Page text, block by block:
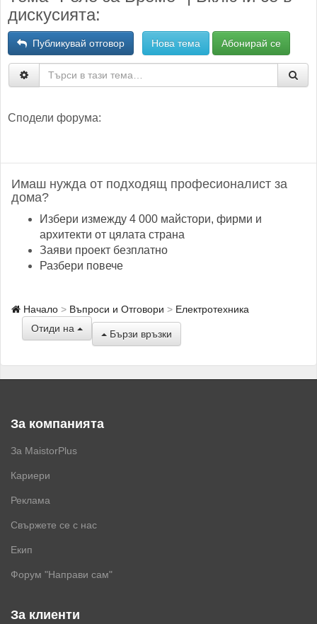
дискусията:
Публикувай отговор Нова тема Абонирай се
Сподели форума:
Имаш нужда от подходящ професионалист за
дома?
Избери измежду 4 000 майстори, фирми и
архитекти от цялата страна
Заяви проект безплатно
Разбери повече
Начало Въпроси и Отговори
Електротехника
Отиди на
Бързи връзки
За компанията
За MaistorPlus
Кариери
Реклама
Свържете се с нас
Екип
Форум "Направи сам"
За клиенти